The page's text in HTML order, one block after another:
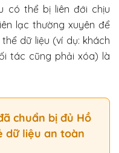
có thể bị liên đới chịu
lạc thường xuyên để
dữ liệu (ví dụ: khách
tác cũng phải xóa) là
chuẩn bị đủ Hồ
dữ liệu an toàn